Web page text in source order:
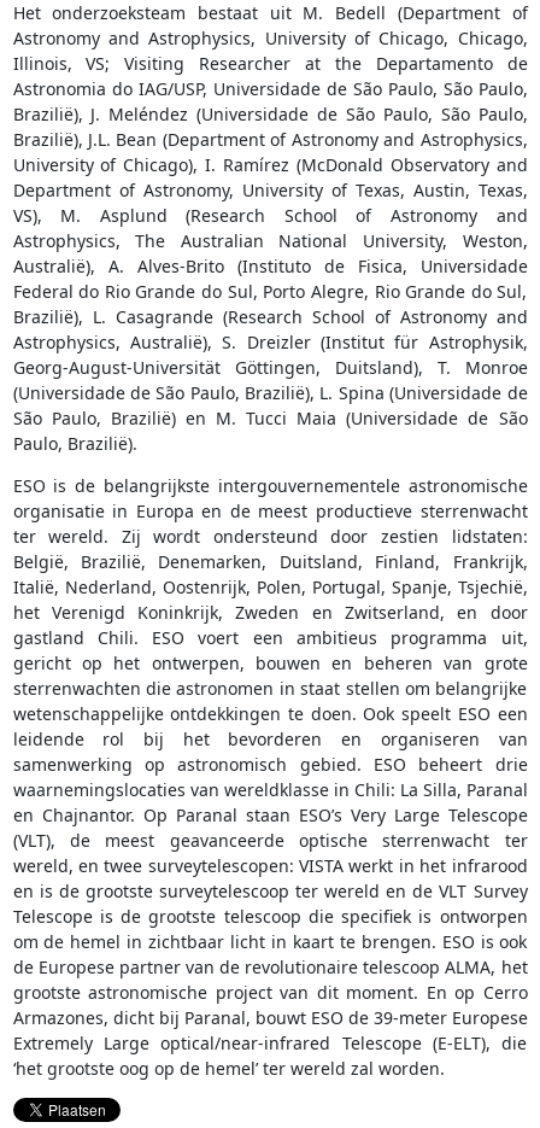
Het onderzoeksteam bestaat uit M. Bedell (Department of
Astronomy and Astrophysics, University of Chicago, Chicago,
Illinois, VS; Visiting Researcher at the Departamento de
Astronomia do IAG/USP, Universidade de São Paulo, São Paulo,
Brazilië), J. Meléndez (Universidade de São Paulo, São Paulo,
Brazilië), J.L. Bean (Department of Astronomy and Astrophysics,
University of Chicago), I. Ramírez (McDonald Observatory and
Department of Astronomy, University of Texas, Austin, Texas,
VS), M. Asplund (Research School of Astronomy and
Astrophysics, The Australian National University, Weston,
Australië), A. Alves-Brito (Instituto de Fisica, Universidade
Federal do Rio Grande do Sul, Porto Alegre, Rio Grande do Sul,
Brazilië), L. Casagrande (Research School of Astronomy and
Astrophysics, Australië), S. Dreizler (Institut für Astrophysik,
Georg-August-Universität Göttingen, Duitsland), T. Monroe
(Universidade de São Paulo, Brazilië), L. Spina (Universidade de
São Paulo, Brazilië) en M. Tucci Maia (Universidade de São
Paulo, Brazilië).
ESO is de belangrijkste intergouvernementele astronomische
organisatie in Europa en de meest productieve sterrenwacht
ter wereld. Zij wordt ondersteund door zestien lidstaten:
België, Brazilië, Denemarken, Duitsland, Finland, Frankrijk,
Italië, Nederland, Oostenrijk, Polen, Portugal, Spanje, Tsjechië,
het Verenigd Koninkrijk, Zweden en Zwitserland, en door
gastland Chili. ESO voert een ambitieus programma uit,
gericht op het ontwerpen, bouwen en beheren van grote
sterrenwachten die astronomen in staat stellen om belangrijke
wetenschappelijke ontdekkingen te doen. Ook speelt ESO een
leidende rol bij het bevorderen en organiseren van
samenwerking op astronomisch gebied. ESO beheert drie
waarnemingslocaties van wereldklasse in Chili: La Silla, Paranal
en Chajnantor. Op Paranal staan ESO’s Very Large Telescope
(VLT), de meest geavanceerde optische sterrenwacht ter
wereld, en twee surveytelescopen: VISTA werkt in het infrarood
en is de grootste surveytelescoop ter wereld en de VLT Survey
Telescope is de grootste telescoop die specifiek is ontworpen
om de hemel in zichtbaar licht in kaart te brengen. ESO is ook
de Europese partner van de revolutionaire telescoop ALMA, het
grootste astronomische project van dit moment. En op Cerro
Armazones, dicht bij Paranal, bouwt ESO de 39-meter Europese
Extremely Large optical/near-infrared Telescope (E-ELT), die
‘het grootste oog op de hemel’ ter wereld zal worden.